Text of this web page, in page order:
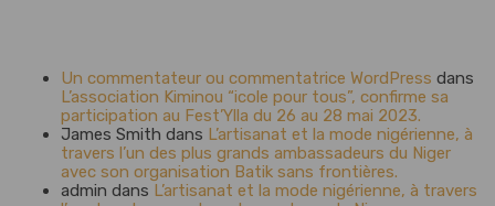
Un commentateur ou commentatrice WordPress dans
L’association Kiminou “icole pour tous”, confirme sa
participation au Fest’Ylla du 26 au 28 mai 2023.
James Smith dans L’artisanat et la mode nigérienne, à
travers l’un des plus grands ambassadeurs du Niger
avec son organisation Batik sans frontières.
admin dans L’artisanat et la mode nigérienne, à travers